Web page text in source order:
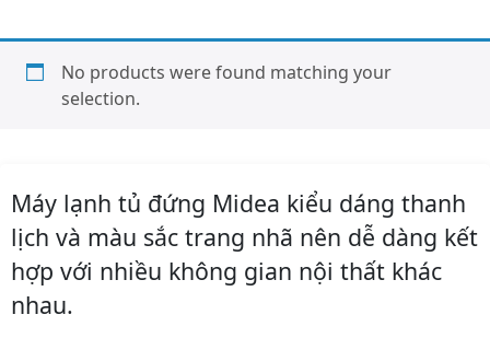
No products were found matching your
selection.
Máy lạnh tủ đứng Midea kiểu dáng thanh
lịch và màu sắc trang nhã nên dễ dàng kết
hợp với nhiều không gian nội thất khác
nhau.